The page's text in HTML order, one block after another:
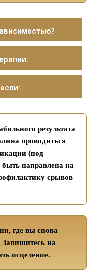
результата
проводиться
(под
направлена на
срывов
где вы снова
Запишитесь на
исцеление.